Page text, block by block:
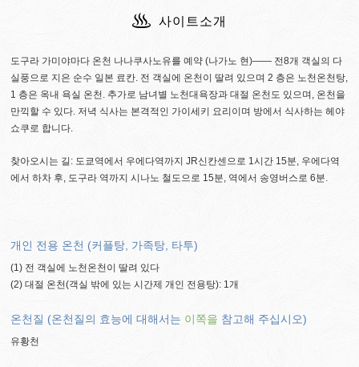
사이트소개
도구라 가미야마다 온천 나나쿠사노유를 예약 (나가노 현)―― 전8개 객실의 다
실풍으로 지은 순수 일본 료칸. 전 객실에 온천이 딸려 있으며 2 층은 노천온천탕,
1 층은 옥내 욕실 온천. 추가로 남녀별 노천대욕장과 대절 온천도 있으며, 온천을
만끽할 수 있다. 저녁 식사는 본격적인 가이세키 요리이며 방에서 식사하는 헤야
쇼쿠로 합니다.
찾아오시는 길: 도쿄역에서 우에다역까지 JR신칸센으로 1시간 15분, 우에다역
에서 하차 후, 도구라 역까지 시나노 철도으로 15분, 역에서 송영버스로 6분.
개인 전용 온천 (커플탕, 가족탕, 타투)
(1) 전 객실에 노천온천이 딸려 있다
(2) 대절 온천(객실 밖에 있는 시간제 개인 전용탕): 1개
온천질 (온천질의 효능에 대해서는 이쪽을 참고해 주십시오)
유황천